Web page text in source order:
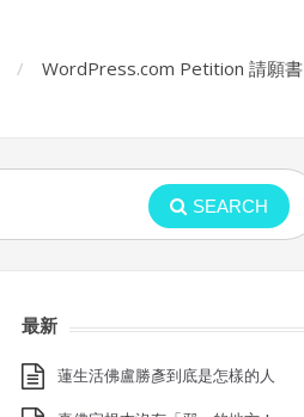
WordPress.com Petition 請願書
SEARCH
最新
蓮生活佛盧勝彥到底是怎樣的人